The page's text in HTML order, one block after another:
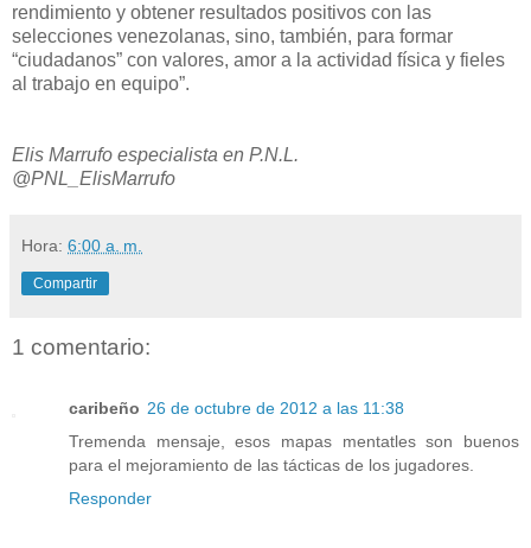
rendimiento y obtener resultados positivos con las
selecciones venezolanas, sino, también, para formar
“ciudadanos” con valores, amor a la actividad física y fieles
al trabajo en equipo”.
Elis Marrufo especialista en P.N.L.
@PNL_ElisMarrufo
Hora: 6:00 a. m.
Compartir
1 comentario:
caribeño 26 de octubre de 2012 a las 11:38
Tremenda mensaje, esos mapas mentatles son buenos
para el mejoramiento de las tácticas de los jugadores.
Responder